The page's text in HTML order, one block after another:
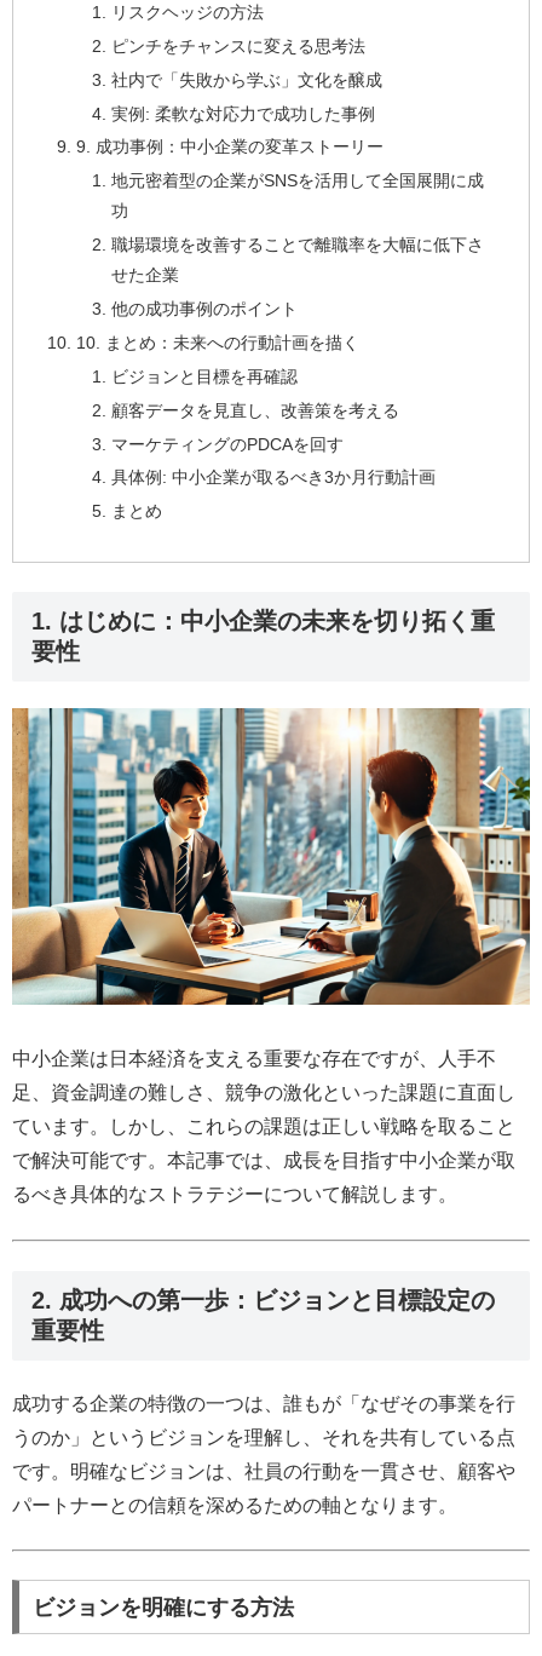
リスクヘッジの方法
ピンチをチャンスに変える思考法
社内で「失敗から学ぶ」文化を醸成
実例: 柔軟な対応力で成功した事例
9. 成功事例：中小企業の変革ストーリー
地元密着型の企業がSNSを活用して全国展開に成
功
職場環境を改善することで離職率を大幅に低下さ
せた企業
他の成功事例のポイント
10. まとめ：未来への行動計画を描く
ビジョンと目標を再確認
顧客データを見直し、改善策を考える
マーケティングのPDCAを回す
具体例: 中小企業が取るべき3か月行動計画
まとめ
1. はじめに：中小企業の未来を切り拓く重
要性
中小企業は日本経済を支える重要な存在ですが、人手不
足、資金調達の難しさ、競争の激化といった課題に直面し
ています。しかし、これらの課題は正しい戦略を取ること
で解決可能です。本記事では、成長を目指す中小企業が取
るべき具体的なストラテジーについて解説します。
2. 成功への第一歩：ビジョンと目標設定の
重要性
成功する企業の特徴の一つは、誰もが「なぜその事業を行
うのか」というビジョンを理解し、それを共有している点
です。明確なビジョンは、社員の行動を一貫させ、顧客や
パートナーとの信頼を深めるための軸となります。
ビジョンを明確にする方法